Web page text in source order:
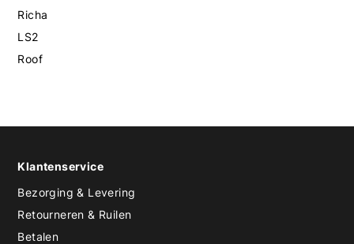
Richa
LS2
Roof
Klantenservice
Bezorging & Levering
Retourneren & Ruilen
Betalen